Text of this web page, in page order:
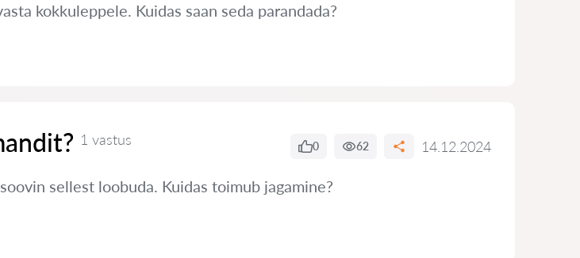
kokkuleppele. Kuidas saan seda parandada?
1 vastus 0 62 14.12.2024
sellest loobuda. Kuidas toimub jagamine?